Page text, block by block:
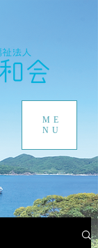
ME
NU